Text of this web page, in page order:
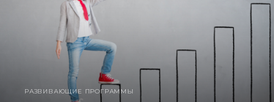
РАЗВИВАЮЩИЕ ПРОГРАММЫ